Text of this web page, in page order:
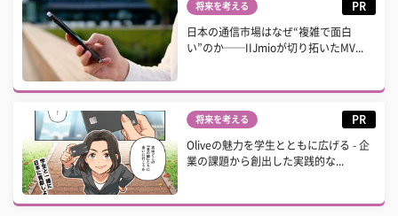
将来を考える PR
日本の通信市場はなぜ“複雑で面白
い”のか──IIJmioが切り拓いたMV...
将来を考える PR
Oliveの魅力を学生とともに広げる - 企
業の課題から創出した実践的な...